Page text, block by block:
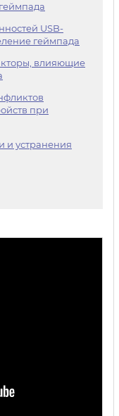
USB-
геймпада
влияющие
при
и устранения